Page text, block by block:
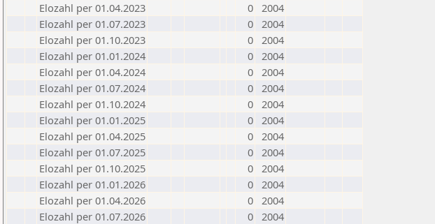
Elozahl per 01.04.2023
0 2004
Elozahl per 01.07.2023
0 2004
Elozahl per 01.10.2023
0 2004
Elozahl per 01.01.2024
0 2004
Elozahl per 01.04.2024
0 2004
Elozahl per 01.07.2024
0 2004
Elozahl per 01.10.2024
0 2004
Elozahl per 01.01.2025
0 2004
Elozahl per 01.04.2025
0 2004
Elozahl per 01.07.2025
0 2004
Elozahl per 01.10.2025
0 2004
Elozahl per 01.01.2026
0 2004
Elozahl per 01.04.2026
0 2004
Elozahl per 01.07.2026
0 2004